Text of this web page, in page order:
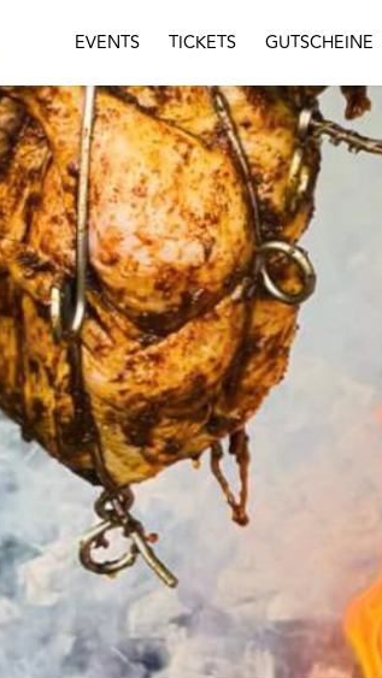
EVENTS TICKETS GUTSCHEINE